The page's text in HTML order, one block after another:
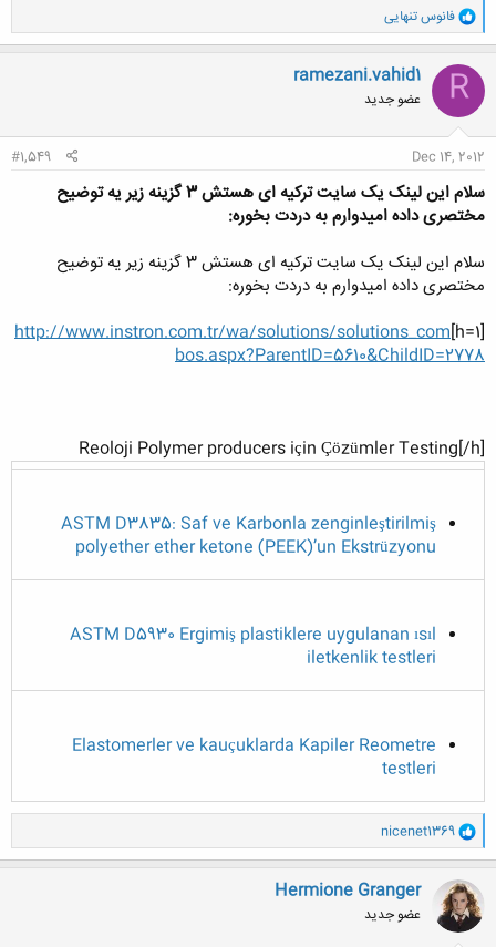
و
ا
ک
ن
ش
ه
ا
فانوس تنهایی
R
ramezani.vahid1
عضو جدید
Dec 14, 2012
#1,549
سلام این لینک یک سایت ترکیه ای هستش 3 گزینه زیر یه توضیح
مختصری داده امیدوارم به دردت بخوره:
سلام این لینک یک سایت ترکیه ای هستش 3 گزینه زیر یه توضیح
مختصری داده امیدوارم به دردت بخوره:
[h=1]
http://www.instron.com.tr/wa/solutions/solutions_com
bos.aspx?ParentID=5610&ChildID=2778
Reoloji Polymer producers için Çözümler Testing[/h]
ASTM D3835: Saf ve Karbonla zenginleştirilmiş
polyether ether ketone (PEEK)’un Ekstrüzyonu
ASTM D5930 Ergimiş plastiklere uygulanan ısıl
iletkenlik testleri
Elastomerler ve kauçuklarda Kapiler Reometre
testleri
و
ا
ک
ن
ش
ه
ا
nicenet1369
Hermione Granger
عضو جدید